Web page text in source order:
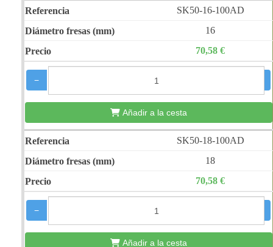
SK50-16-100AD
16
70,58 €
−
Añadir a la cesta
SK50-18-100AD
18
70,58 €
−
Añadir a la cesta